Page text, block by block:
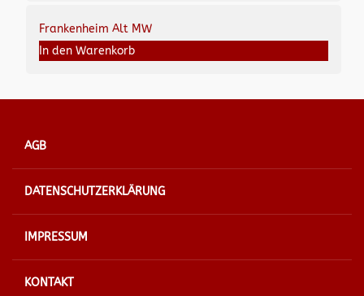
Frankenheim Alt MW
In den Warenkorb
AGB
DATENSCHUTZERKLÄRUNG
IMPRESSUM
KONTAKT